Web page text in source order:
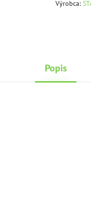
Výrobca:
Popis